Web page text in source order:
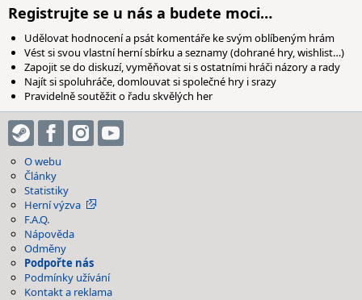
Registrujte se u nás a budete moci…
Udělovat hodnocení a psát komentáře ke svým oblíbeným hrám
Vést si svou vlastní herní sbírku a seznamy (dohrané hry, wishlist…)
Zapojit se do diskuzí, vyměňovat si s ostatními hráči názory a rady
Najít si spoluhráče, domlouvat si společné hry i srazy
Pravidelně soutěžit o řadu skvělých her
O webu
Články
Statistiky
Herní výzva
F.A.Q.
Nápověda
Odměny
Podpořte nás
Podmínky užívání
Kontakt a reklama